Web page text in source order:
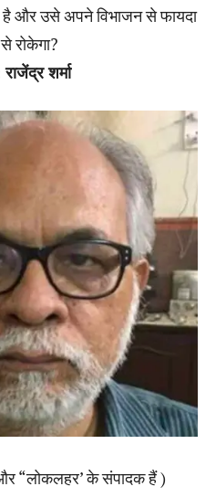
है और उसे अपने विभाजन से फायदा
रोकेगा?
शर्मा
“लोकलहर’ के संपादक हैं )